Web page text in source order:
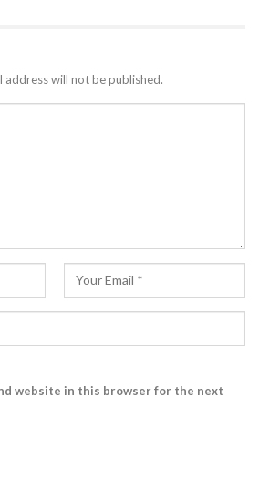
address will not be published.
website in this browser for the next